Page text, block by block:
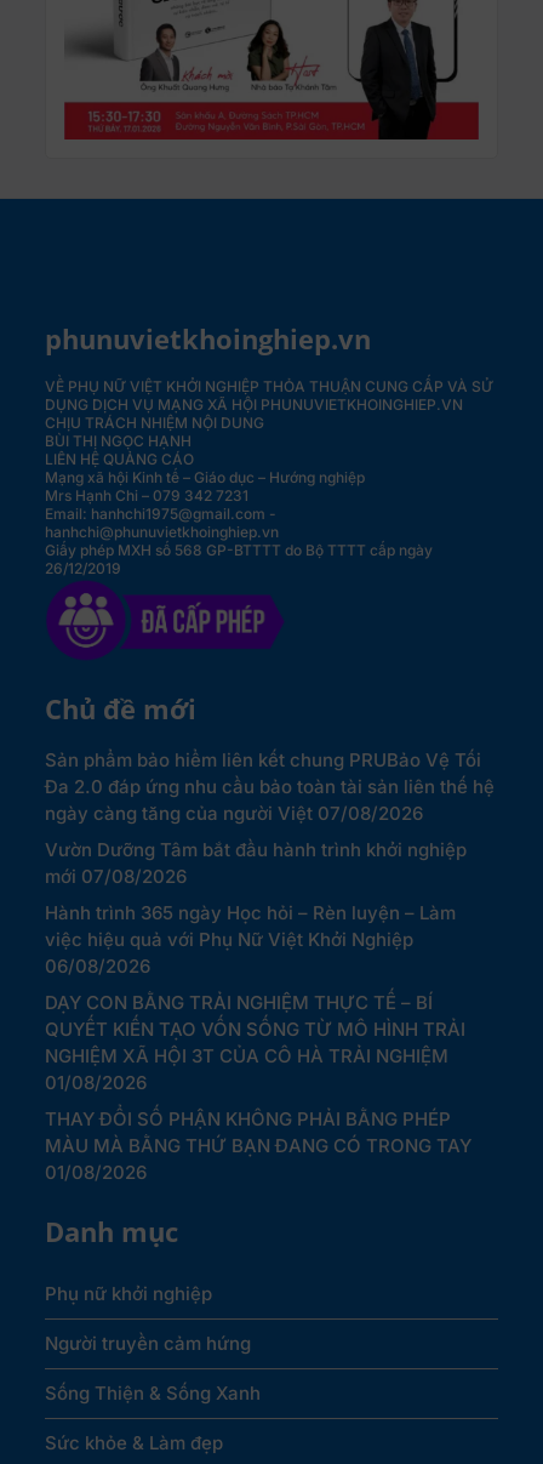
phunuvietkhoinghiep.vn
VỀ PHỤ NỮ VIỆT KHỞI NGHIỆPTHỎA THUẬN CUNG CẤP VÀ SỬ
DỤNG DỊCH VỤ MẠNG XÃ HỘI PHUNUVIETKHOINGHIEP.VN
CHỊU TRÁCH NHIỆM NỘI DUNG
BÙI THỊ NGỌC HẠNH
LIÊN HỆ QUẢNG CÁO
Mạng xã hội Kinh tế – Giáo dục – Hướng nghiệp
Mrs Hạnh Chi – 079 342 7231
Email: hanhchi1975@gmail.com -
hanhchi@phunuvietkhoinghiep.vn
Giấy phép MXH số 568 GP-BTTTT do Bộ TTTT cấp ngày
26/12/2019
Chủ đề mới
Sản phẩm bảo hiểm liên kết chung PRUBảo Vệ Tối
Đa 2.0 đáp ứng nhu cầu bảo toàn tài sản liên thế hệ
ngày càng tăng của người Việt 07/08/2026
Vườn Dưỡng Tâm bắt đầu hành trình khởi nghiệp
mới 07/08/2026
Hành trình 365 ngày Học hỏi – Rèn luyện – Làm
việc hiệu quả với Phụ Nữ Việt Khởi Nghiệp
06/08/2026
DẠY CON BẰNG TRẢI NGHIỆM THỰC TẾ – BÍ
QUYẾT KIẾN TẠO VỐN SỐNG TỪ MÔ HÌNH TRẢI
NGHIỆM XÃ HỘI 3T CỦA CÔ HÀ TRẢI NGHIỆM
01/08/2026
THAY ĐỔI SỐ PHẬN KHÔNG PHẢI BẰNG PHÉP
MÀU MÀ BẰNG THỨ BẠN ĐANG CÓ TRONG TAY
01/08/2026
Danh mục
Phụ nữ khởi nghiệp
Người truyền cảm hứng
Sống Thiện & Sống Xanh
Sức khỏe & Làm đẹp